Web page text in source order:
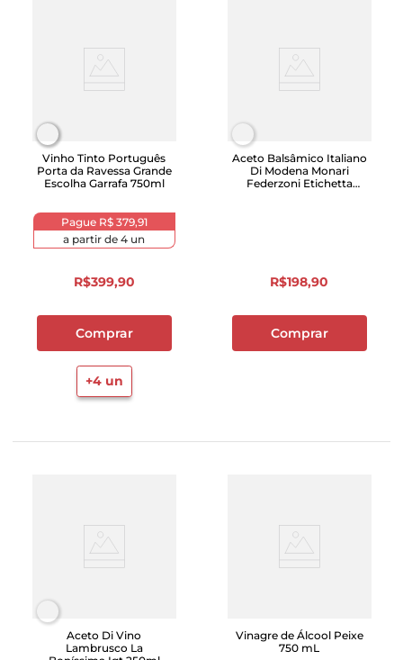
Vinho Tinto Português
Porta da Ravessa Grande
Escolha Garrafa 750ml
Pague R$ 379,91
a partir de 4 un
R$399,90
Comprar
+4un
Aceto Balsâmico Italiano
Di Modena Monari
Federzoni Etichetta
R$198,90
Comprar
Aceto Di Vino
Lambrusco La
Vinagre de Álcool Peixe
750 mL